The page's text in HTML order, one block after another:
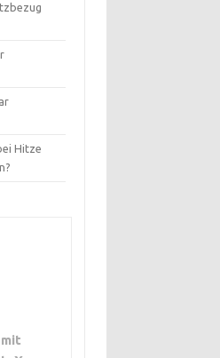
Hitze